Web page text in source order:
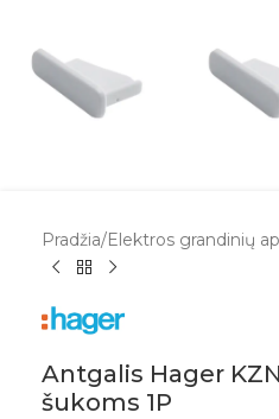
Pradžia/Elektros grandinių
Antgalis Hager
šukoms 1P